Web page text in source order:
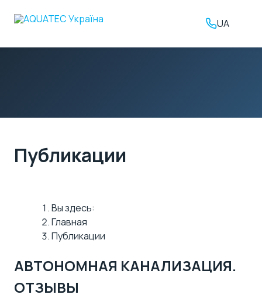
UA
Публикации
Вы здесь:
Главная
Публикации
АВТОНОМНАЯ КАНАЛИЗАЦИЯ.
ОТЗЫВЫ